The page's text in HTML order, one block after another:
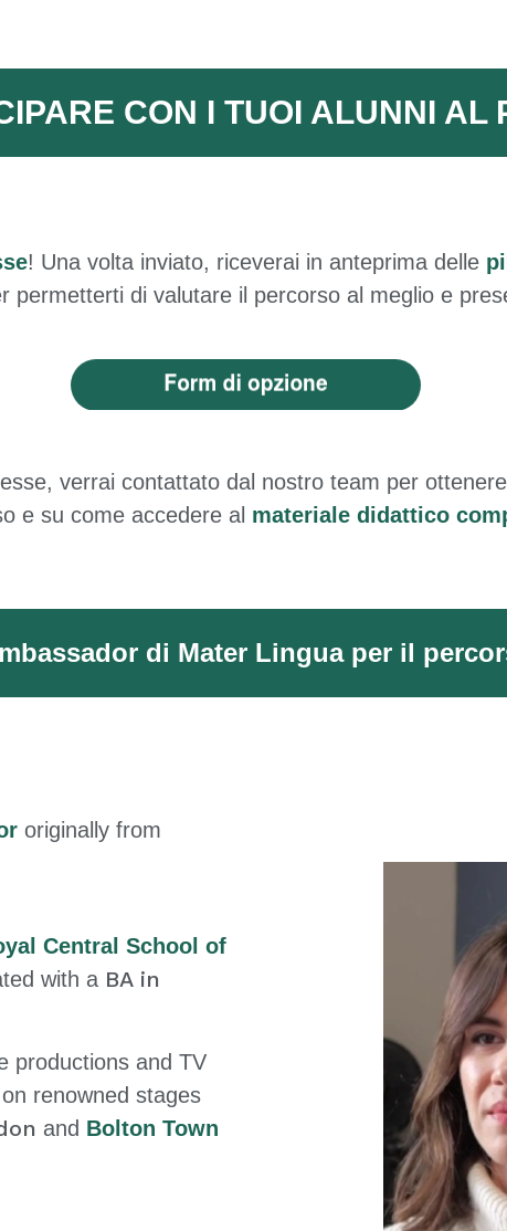
CON I TUOI ALUNNI AL
! Una volta inviato, riceverai in anteprima delle
permetterti di valutare il percorso al meglio e
verrai contattato dal nostro team per
e su come accedere al materiale didattico
di Mater Lingua per il
originally from
Central School of
with a BA in
productions and TV
renowned stages
and Bolton Town